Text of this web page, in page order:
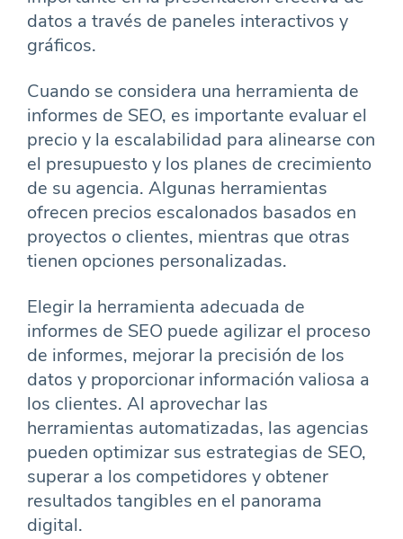
datos a través de paneles interactivos y
gráficos.
Cuando se considera una herramienta de
informes de SEO, es importante evaluar el
precio y la escalabilidad para alinearse con
el presupuesto y los planes de crecimiento
de su agencia. Algunas herramientas
ofrecen precios escalonados basados en
proyectos o clientes, mientras que otras
tienen opciones personalizadas.
Elegir la herramienta adecuada de
informes de SEO puede agilizar el proceso
de informes, mejorar la precisión de los
datos y proporcionar información valiosa a
los clientes. Al aprovechar las
herramientas automatizadas, las agencias
pueden optimizar sus estrategias de SEO,
superar a los competidores y obtener
resultados tangibles en el panorama
digital.